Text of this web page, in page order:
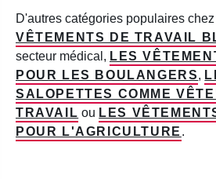
D'autres catégories populaires
VÊTEMENTS DE TRAVAIL
secteur médical, LES
POUR LES BOULANGERS,
SALOPETTES COMME
TRAVAIL ou LES
POUR L'AGRICULTURE .